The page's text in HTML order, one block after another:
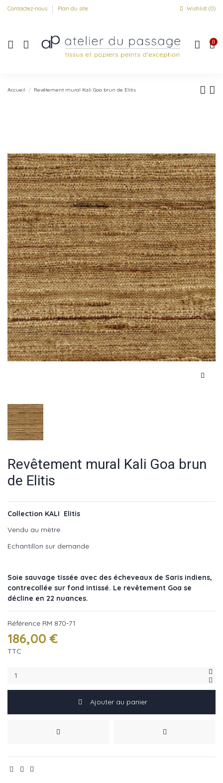
Contactez-nous Plan du site Wishlist (0)
0
Accueil Revêtement mural Kali Goa brun de Elitis
Revêtement mural Kali Goa brun
de Elitis
Collection KALI Elitis
Vendu au mètre
Echantillon sur demande
Soie sauvage tissée avec des écheveaux de Saris indiens,
contrecollée sur fond intissé. Le revêtement Goa se
décline en 22 nuances.
Référence RM 870-71
186,00 €
TTC
Ajouter au panier